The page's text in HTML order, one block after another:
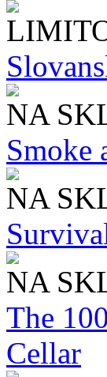
NA
Smoke
NA
NA
The
Cellar